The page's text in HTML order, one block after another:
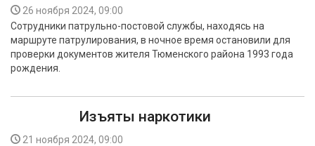
26 ноября 2024, 09:00
Сотрудники патрульно-постовой службы, находясь на
маршруте патрулирования, в ночное время остановили для
проверки документов жителя Тюменского района 1993 года
рождения.
Изъяты наркотики
21 ноября 2024, 09:00